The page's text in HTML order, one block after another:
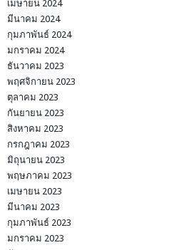
กุมภาพันธ์ 2023
มกราคม 2023
ธันวาคม 2022
พฤศจิกายน 2022
ตุลาคม 2022
กันยายน 2022
สิงหาคม 2022
กรกฎาคม 2022
มิถุนายน 2022
พฤษภาคม 2022
เมษายน 2022
มีนาคม 2022
กุมภาพันธ์ 2022
มกราคม 2022
ธันวาคม 2021
พฤศจิกายน 2021